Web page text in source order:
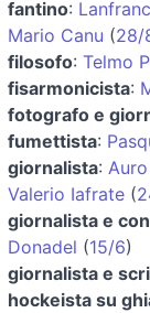
fantino:
Mario Canu (28/
filosofo: Telmo
fisarmonicista:
fotografo e
fumettista:
giornalista:
Valerio Iafrate (
giornalista e
Donadel (15/6)
giornalista e
hockeista su